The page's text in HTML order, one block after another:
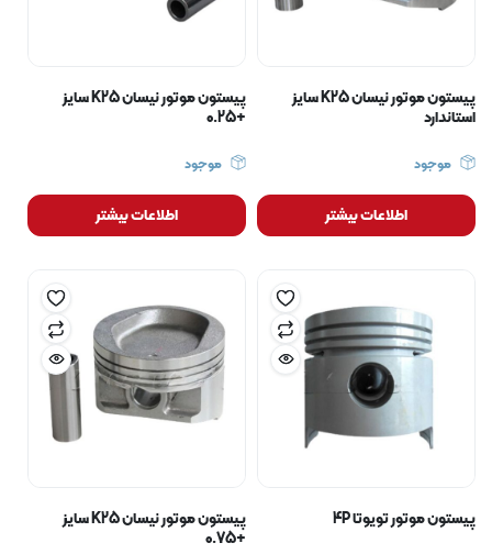
پیستون موتور نیسان K25 سایز
استاندارد
موجود
اطلاعات بیشتر
پیستون موتور نیسان K25 سایز
+0.25
موجود
اطلاعات بیشتر
پیستون موتور تویوتا 4P
پیستون موتور نیسان K25 سایز
+0.75